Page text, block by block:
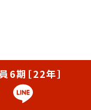
期［22年］